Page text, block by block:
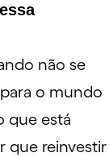
não se
o mundo
que está
que reinvestir